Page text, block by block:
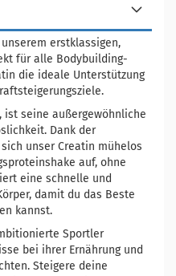
erstklassigen,
für alle Bodybuilding-
die ideale Unterstützung
ist seine außergewöhnliche
Dank der
unser Creatin mühelos
auf, ohne
eine schnelle und
damit du das Beste
kannst.
Sportler
bei ihrer Ernährung und
Steigere deine